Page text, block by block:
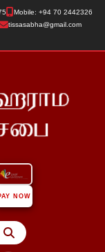
Mobile: +94 70 2442326
tissasabha@gmail.com
NOW